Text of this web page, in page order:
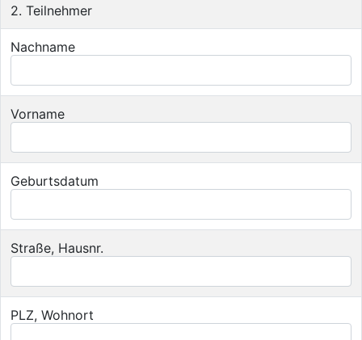
2. Teilnehmer
Nachname
Vorname
Geburtsdatum
Straße, Hausnr.
PLZ, Wohnort